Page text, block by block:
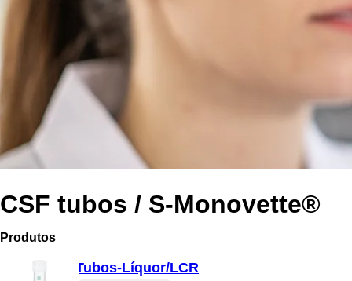
CSF tubos / S-Monovette®
Produtos
Tubos-Líquor/LCR